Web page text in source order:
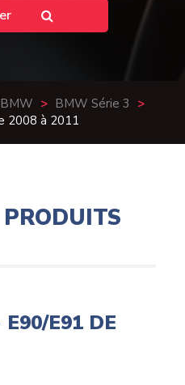
BMW > BMW Série 3 >
2008 à 2011
E91 DE